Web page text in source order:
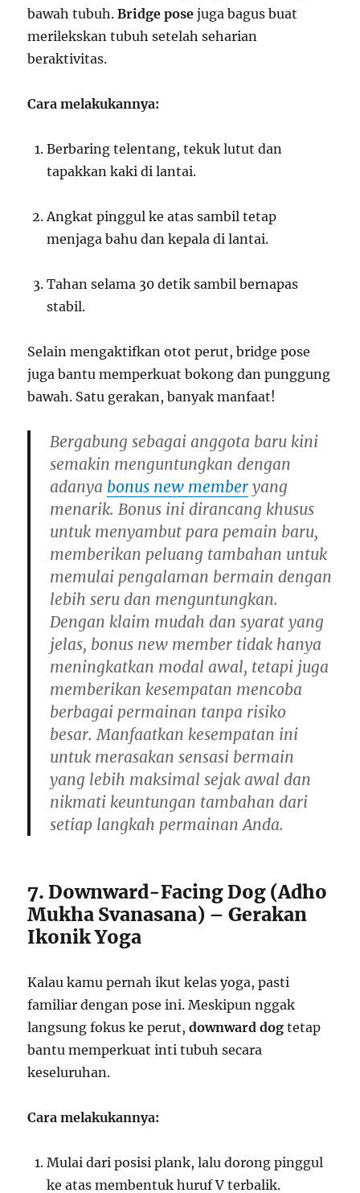
bawah tubuh.Bridge pose juga bagus buat
merilekskan tubuh setelah seharian
beraktivitas.
Cara melakukannya:
Berbaring telentang, tekuk lutut dan
tapakkan kaki di lantai.
Angkat pinggul ke atas sambil tetap
menjaga bahu dan kepala di lantai.
Tahan selama 30 detik sambil bernapas
stabil.
Selain mengaktifkan otot perut, bridge pose
juga bantu memperkuat bokong dan punggung
bawah. Satu gerakan, banyak manfaat!
Bergabung sebagai anggota baru kini
semakin menguntungkan dengan
adanya bonus new member yang
menarik. Bonus ini dirancang khusus
untuk menyambut para pemain baru,
memberikan peluang tambahan untuk
memulai pengalaman bermain dengan
lebih seru dan menguntungkan.
Dengan klaim mudah dan syarat yang
jelas, bonus new member tidak hanya
meningkatkan modal awal, tetapi juga
memberikan kesempatan mencoba
berbagai permainan tanpa risiko
besar. Manfaatkan kesempatan ini
untuk merasakan sensasi bermain
yang lebih maksimal sejak awal dan
nikmati keuntungan tambahan dari
setiap langkah permainan Anda.
7. Downward-Facing Dog (Adho
Mukha Svanasana) – Gerakan
Ikonik Yoga
Kalau kamu pernah ikut kelas yoga, pasti
familiar dengan pose ini. Meskipun nggak
langsung fokus ke perut,downward dog tetap
bantu memperkuat inti tubuh secara
keseluruhan.
Cara melakukannya:
Mulai dari posisi plank, lalu dorong pinggul
ke atas membentuk huruf V terbalik.